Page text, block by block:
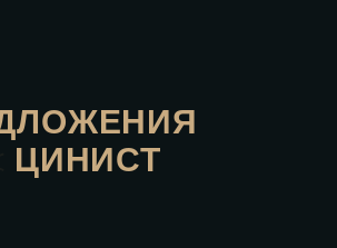
ЦИНИСТ